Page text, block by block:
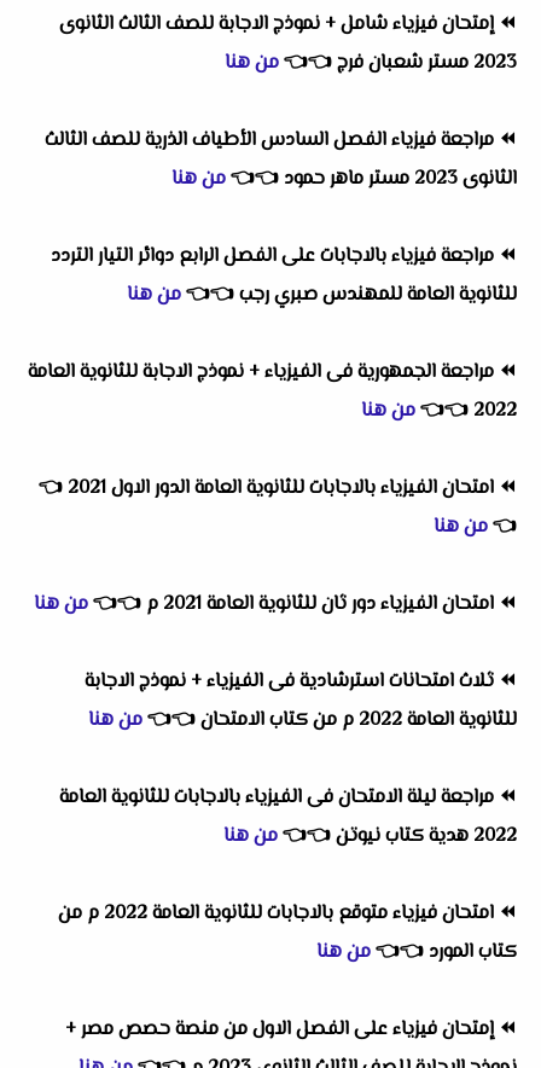
⏪إمتحان فيزياء شامل + نموذج الاجابة للصف الثالث الثانوى
2023 مستر شعبان فرج
👈
👈من هنا
⏪ مراجعة فيزياء الفصل السادس الأطياف الذرية للصف الثالث
الثانوى 2023 مستر ماهر حمود
👈
👈من هنا
⏪ مراجعة فيزياء بالاجابات على الفصل الرابع دوائر التيار التردد
للثانوية العامة للمهندس صبري رجب👈
👈من هنا
⏪ مراجعة الجمهورية فى الفيزياء + نموذج الاجابة للثانوية العامة
2022
👈
👈من هنا
⏪ امتحان الفيزياء بالاجابات للثانوية العامة الدور الاول 2021
👈
👈من هنا
⏪ امتحان الفيزياء دور ثان للثانوية العامة 2021 م 👈
👈من هنا
⏪ ثلاث امتحانات استرشادية فى الفيزياء + نموذج الاجابة
للثانوية العامة 2022 م من كتاب الامتحان
👈
👈من هنا
⏪ مراجعة ليلة الامتحان فى الفيزياء بالاجابات للثانوية العامة
2022 هدية كتاب نيوتن
👈
👈من هنا
⏪
امتحان فيزياء متوقع بالاجابات للثانوية العامة 2022 م من
كتاب المورد 👈
👈من هنا
⏪إمتحان فيزياء على الفصل الاول من منصة حصص مصر +